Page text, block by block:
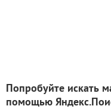
Попробуйте искать
помощью